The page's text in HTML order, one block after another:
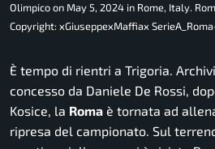
Olimpico on May 5, 2024 in Rome, Italy.
Copyright: xGiuseppexMaffiax
È tempo di rientri a Trigoria.
concesso da Daniele De Rossi,
Kosice, la Roma è tornata ad
ripresa del campionato. Sul